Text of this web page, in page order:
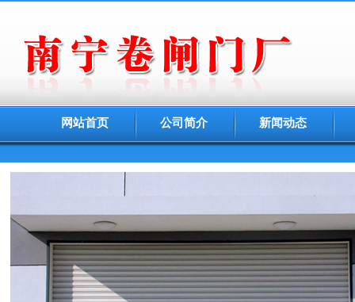
网站首页 公司简介 新闻动态